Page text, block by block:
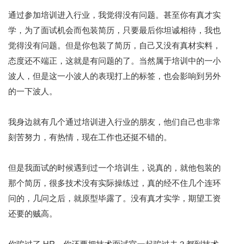
通过参加培训进入行业，我觉得没有问题。甚至你有真才实
学，为了面试机会而包装简历，只要最后你坦诚相待，我也
觉得没有问题。但是你包装了简历，自己又没有真材实料，
态度还不端正，这就是有问题的了。当然属于培训中的一小
波人，但是这一小波人的表现打上的标签，也会影响到另外
的一下波人。
我身边就有几个通过培训进入行业的朋友，他们自己也非常
刻苦努力，有热情，现在工作也还挺不错的。
但是我面试的时候遇到过一个培训生，说真的，就他包装的
那个简历，很多技术没有实际操练过，真的经不住几个连环
问的，几问之后，就原型毕露了。没有真才实学，期望工资
还要的贼高。